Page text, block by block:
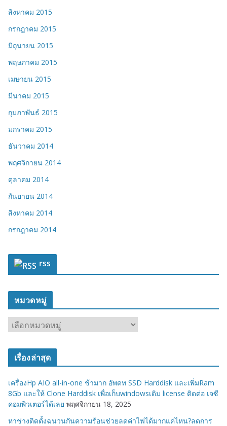
สิงหาคม 2015
กรกฎาคม 2015
มิถุนายน 2015
พฤษภาคม 2015
เมษายน 2015
มีนาคม 2015
กุมภาพันธ์ 2015
มกราคม 2015
ธันวาคม 2014
พฤศจิกายน 2014
ตุลาคม 2014
กันยายน 2014
สิงหาคม 2014
กรกฎาคม 2014
rss
หมวดหมู่
ม
ว
มู่
เรื่องล่าสุด
เครื่องHp AIO all-in-one ช้ามาก อัพดท SSD Harddisk และเพิ่มRam
8Gb และให้ Clone Harddisk เพื่อเก็บwindowsเดิม license ติดต่อ เจซี
คอมพิวเตอร์ได้เลย พฤศจิกายน 18, 2025
หาช่างติดตั้งฉนวนกันความร้อนช่วยลดค่าไฟได้มากแค่ไหน?ลดการ